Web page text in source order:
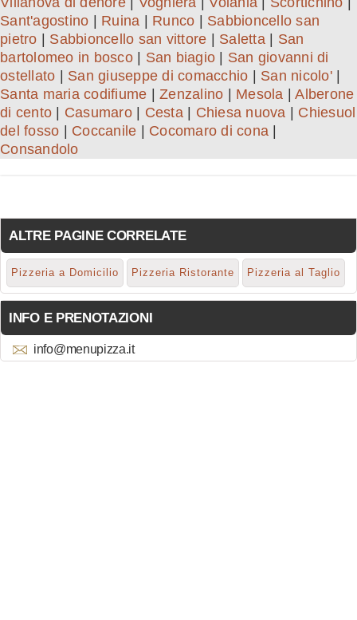
Sant'agostino
Ruina Runco
Sabbioncello san
pietro
Sabbioncello san vittore Saletta| San
bartolomeo in bosco| San biagio
San giovanni di
ostellato
San giuseppe di comacchio San nicolo'|
Santa maria codifiume
Zenzalino Mesola |Alberone
di cento
Casumaro| Cesta| Chiesa nuova
Chiesuol
del fosso
Coccanile Cocomaro di cona
Consandolo
ALTRE PAGINE CORRELATE
Pizzeria a Domicilio Pizzeria Ristorante Pizzeria al Taglio
INFO E PRENOTAZIONI
info@menupizza.it